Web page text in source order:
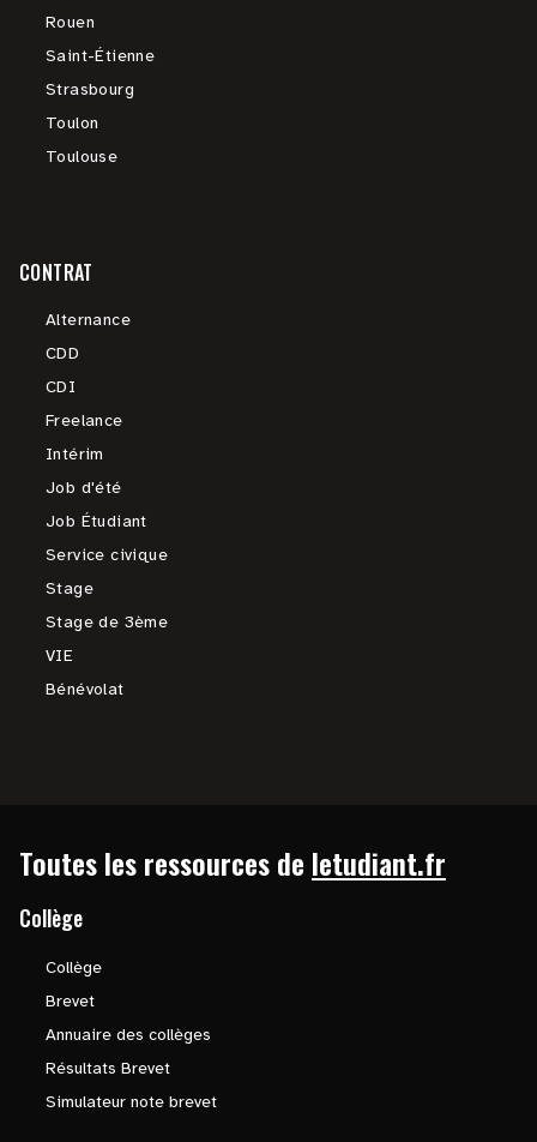
Rouen
Saint-Étienne
Strasbourg
Toulon
Toulouse
CONTRAT
Alternance
CDD
CDI
Freelance
Intérim
Job d'été
Job Étudiant
Service civique
Stage
Stage de 3ème
VIE
Bénévolat
Toutes les ressources de letudiant.fr
Collège
Collège
Brevet
Annuaire des collèges
Résultats Brevet
Simulateur note brevet